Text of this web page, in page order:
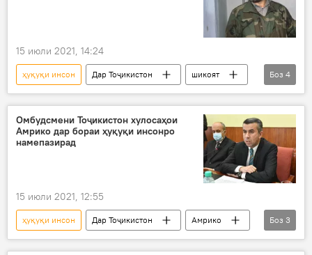
15 июли 2021, 14:24
ҳуқуқи инсон Дар Тоҷикистон
шикоят
Ҳомии ҳуқуқи инсон
омбудсмен
Ғаффор Мирзоев
Рӯйдод, ҷиноят ва ҳолатҳои фавқулода
Боз 4
Омбудсмени Тоҷикистон хулосаҳои
Амрико дар бораи ҳуқуқи инсонро
намепазирад
15 июли 2021, 12:55
ҳуқуқи инсон Дар Тоҷикистон
Амрико
Омбудсмен
Боз 3